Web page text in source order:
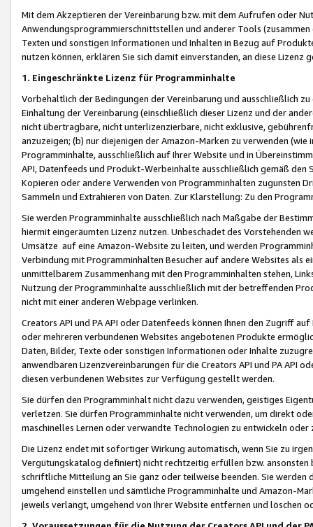
Mit dem Akzeptieren der Vereinbarung bzw. mit dem Aufrufen oder
Anwendungsprogrammierschnittstellen und anderer Tools (zusammen
Texten und sonstigen Informationen und Inhalten in Bezug auf
nutzen können, erklären Sie sich damit einverstanden, an diese Lizenz
1. Eingeschränkte Lizenz für Programminhalte
Vorbehaltlich der Bedingungen der Vereinbarung und ausschließlich
Einhaltung der Vereinbarung (einschließlich dieser Lizenz und der
nicht übertragbare, nicht unterlizenzierbare, nicht exklusive,
anzuzeigen; (b) nur diejenigen der Amazon-Marken zu verwenden
Programminhalte, ausschließlich auf Ihrer Website und in
API, Datenfeeds und Produkt-Werbeinhalte ausschließlich gemäß
Kopieren oder andere Verwenden von Programminhalten zugunsten
Sammeln und Extrahieren von Daten. Zur Klarstellung: Zu den
Sie werden Programminhalte ausschließlich nach Maßgabe der
hiermit eingeräumten Lizenz nutzen. Unbeschadet des Vorstehenden
Umsätze auf eine Amazon-Website zu leiten, und werden
Verbindung mit Programminhalten Besucher auf andere Websites als
unmittelbarem Zusammenhang mit den Programminhalten stehen,
Nutzung der Programminhalte ausschließlich mit der betreffenden
nicht mit einer anderen Webpage verlinken.
Creators API und PA API oder Datenfeeds können Ihnen den Zugriff
oder mehreren verbundenen Websites angebotenen Produkte
Daten, Bilder, Texte oder sonstigen Informationen oder Inhalte
anwendbaren Lizenzvereinbarungen für die Creators API und PA API
diesen verbundenen Websites zur Verfügung gestellt werden.
Sie dürfen den Programminhalt nicht dazu verwenden, geistiges
verletzen. Sie dürfen Programminhalte nicht verwenden, um direkt
maschinelles Lernen oder verwandte Technologien zu entwickeln
Die Lizenz endet mit sofortiger Wirkung automatisch, wenn Sie zu
Vergütungskatalog definiert) nicht rechtzeitig erfüllen bzw. ansonsten
schriftliche Mitteilung an Sie ganz oder teilweise beenden. Sie werden
umgehend einstellen und sämtliche Programminhalte und Amazon-
jeweils verlangt, umgehend von Ihrer Website entfernen und löschen